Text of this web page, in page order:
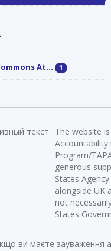
At... 1
The website
Accountability
Program/
generous
States
alongside UK
not
States
ви маєте зауваження